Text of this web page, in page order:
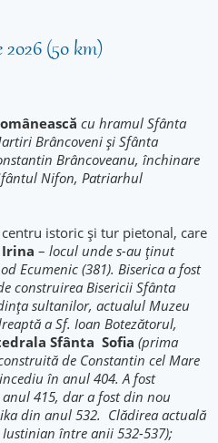
2026 (50 km)
cu hramul Sfânta
Brâncoveni şi Sfânta
Brâncoveanu, închinare
Nifon, Patriarhul
istoric și tur pietonal, care
Irina – locul unde s-au ținut
Ecumenic (381). Biserica a fost
construirea Bisericii Sfânta
sultanilor, actualul Muzeu
a Sf. Ioan Botezătorul,
Sfânta Sofia (prima
de Constantin cel Mare
în anul 404. A fost
415, dar a fost din nou
din anul 532. Clădirea actuală
între anii 532-537);